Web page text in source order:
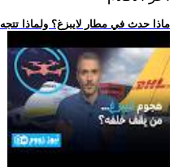
.. ماذا حدث في مطار لايبزغ؟ ولماذا